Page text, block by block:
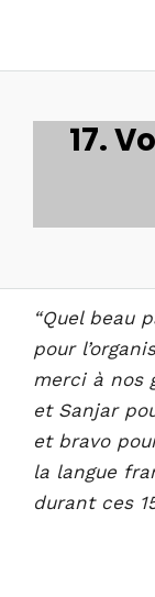
17.
“Quel beau
pour
merci à nos
et Sanjar
et bravo
la langue
durant ces